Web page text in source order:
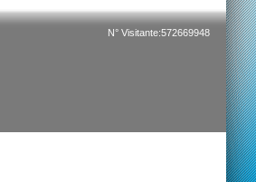
N° Visitante:572669948